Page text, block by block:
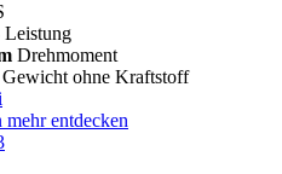
Leistung
Drehmoment
Gewicht ohne Kraftstoff
mehr entdecken